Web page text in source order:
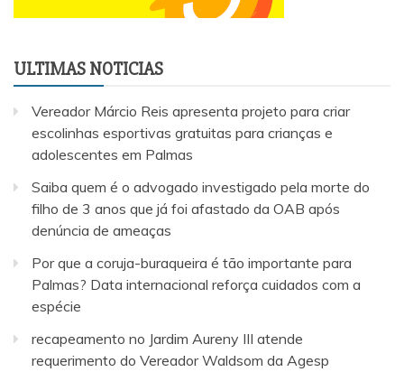
ULTIMAS NOTICIAS
Vereador Márcio Reis apresenta projeto para criar
escolinhas esportivas gratuitas para crianças e
adolescentes em Palmas
Saiba quem é o advogado investigado pela morte do
filho de 3 anos que já foi afastado da OAB após
denúncia de ameaças
Por que a coruja-buraqueira é tão importante para
Palmas? Data internacional reforça cuidados com a
espécie
recapeamento no Jardim Aureny III atende
requerimento do Vereador Waldsom da Agesp